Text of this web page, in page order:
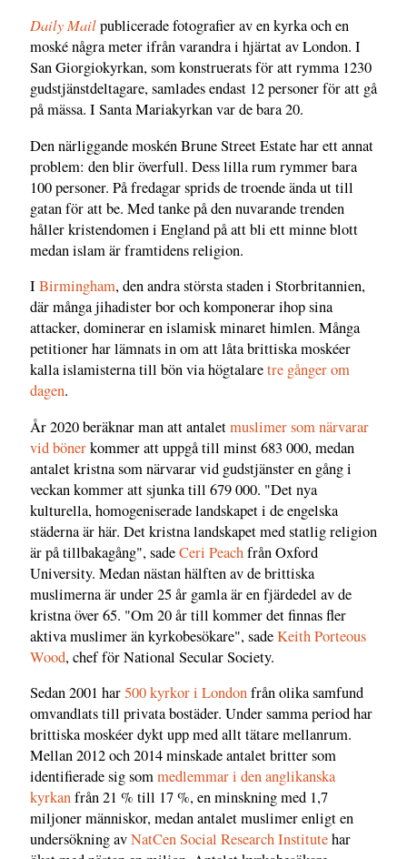
Daily Mailpublicerade fotografier av en kyrka och en
moské några meter ifrån varandra i hjärtat av London. I
San Giorgiokyrkan, som konstruerats för att rymma 1230
gudstjänstdeltagare, samlades endast 12 personer för att gå
på mässa. I Santa Mariakyrkan var de bara 20.
Den närliggande moskén Brune Street Estate har ett annat
problem: den blir överfull. Dess lilla rum rymmer bara
100 personer. På fredagar sprids de troende ända ut till
gatan för att be. Med tanke på den nuvarande trenden
håller kristendomen i England på att bli ett minne blott
medan islam är framtidens religion.
I Birmingham, den andra största staden i Storbritannien,
där många jihadister bor och komponerar ihop sina
attacker, dominerar en islamisk minaret himlen. Många
petitioner har lämnats in om att låta brittiska moskéer
kalla islamisterna till bön via högtalaretre gånger om
dagen.
År 2020 beräknar man att antaletmuslimer som närvarar
vid bönerkommer att uppgå till minst 683 000, medan
antalet kristna som närvarar vid gudstjänster en gång i
veckan kommer att sjunka till 679 000. "Det nya
kulturella, homogeniserade landskapet i de engelska
städerna är här. Det kristna landskapet med statlig religion
är på tillbakagång", sadeCeri Peachfrån Oxford
University. Medan nästan hälften av de brittiska
muslimerna är under 25 år gamla är en fjärdedel av de
kristna över 65. "Om 20 år till kommer det finnas fler
aktiva muslimer än kyrkobesökare", sadeKeith Porteous
Wood, chef för National Secular Society.
Sedan 2001 har500 kyrkor i Londonfrån olika samfund
omvandlats till privata bostäder. Under samma period har
brittiska moskéer dykt upp med allt tätare mellanrum.
Mellan 2012 och 2014 minskade antalet britter som
identifierade sig sommedlemmar i den anglikanska
kyrkanfrån 21 % till 17 %, en minskning med 1,7
miljoner människor, medan antalet muslimer enligt en
undersökning avNatCen Social Research Institutehar